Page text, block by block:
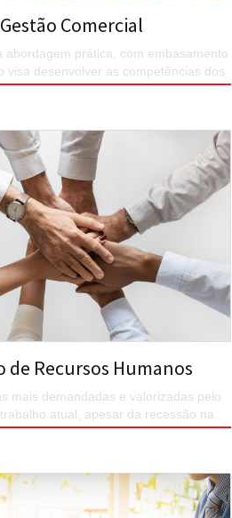
Gestão Comercial
abordagem prática, com embasamento
visa desenvolver as competências dos
para serem capazes de gere...
de Recursos Humanos
mais demandadas e valorizadas pelo
atual, apesar da recessão na
pois as empresas necessitam...